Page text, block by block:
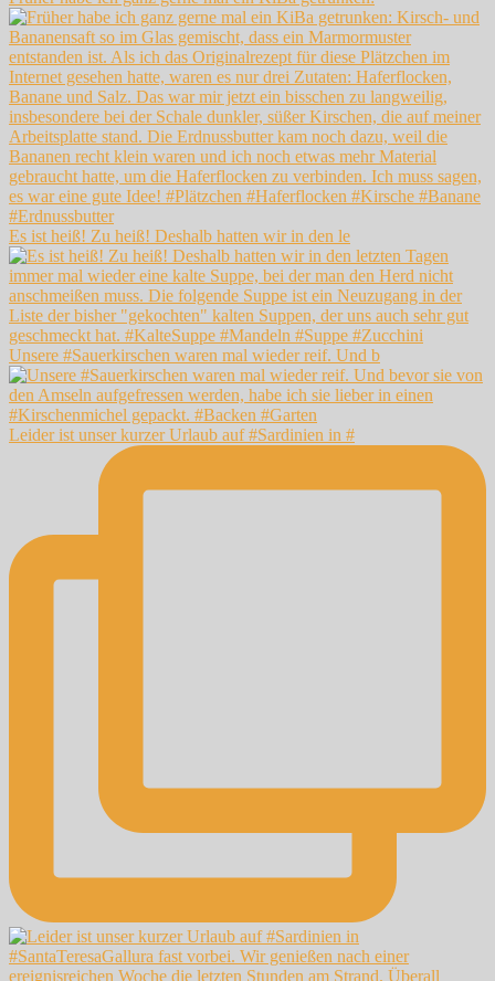
Es ist heiß! Zu heiß! Deshalb hatten wir in den le
Unsere #Sauerkirschen waren mal wieder reif. Und b
Leider ist unser kurzer Urlaub auf #Sardinien in #